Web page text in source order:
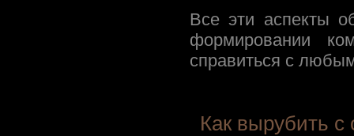
Все эти аспекты
формировании
справиться с
Как вырубить с